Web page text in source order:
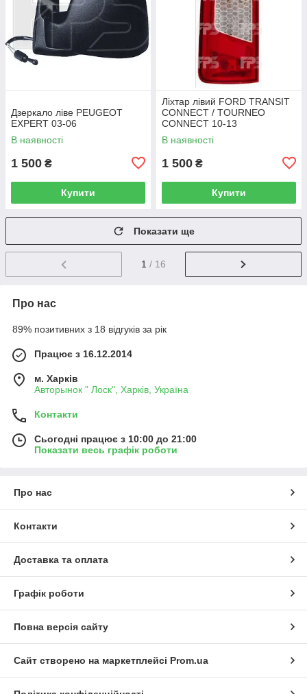
Дзеркало ліве PEUGEOT
EXPERT 03-06
В наявності
1 500 ₴
Купити
Ліхтар лівий FORD TRANSIT
CONNECT / TOURNEO
CONNECT 10-13
В наявності
1 500 ₴
Купити
Показати ще
1 / 16
Про нас
89% позитивних з 18 відгуків за рік
Працює з 16.12.2014
м. Харків
Авторынок " Лоск", Харків, Україна
Контакти
Сьогодні працює з 10:00 до 21:00
Показати весь графік роботи
Про нас
Контакти
Доставка та оплата
Графік роботи
Повна версія сайту
Сайт створено на маркетплейсі Prom.ua